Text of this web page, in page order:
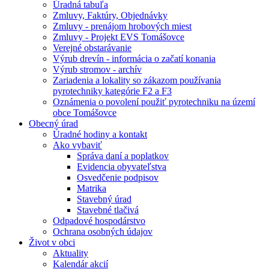
Úradná tabuľa
Zmluvy, Faktúry, Objednávky
Zmluvy - prenájom hrobových miest
Zmluvy - Projekt EVS Tomášovce
Verejné obstarávanie
Výrub drevín - informácia o začatí konania
Výrub stromov - archív
Zariadenia a lokality so zákazom používania
pyrotechniky kategórie F2 a F3
Oznámenia o povolení použiť pyrotechniku na území
obce Tomášovce
Obecný úrad
Úradné hodiny a kontakt
Ako vybaviť
Správa daní a poplatkov
Evidencia obyvateľstva
Osvedčenie podpisov
Matrika
Stavebný úrad
Stavebné tlačivá
Odpadové hospodárstvo
Ochrana osobných údajov
Život v obci
Aktuality
Kalendár akcií